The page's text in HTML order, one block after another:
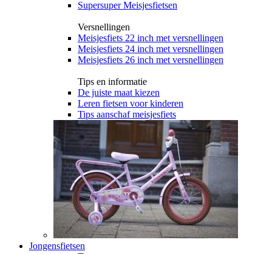
Supersuper Meisjesfietsen
Versnellingen
Meisjesfiets 22 inch met versnellingen
Meisjesfiets 24 inch met versnellingen
Meisjesfiets 26 inch met versnellingen
Tips en informatie
De juiste maat kiezen
Leren fietsen voor kinderen
Tips aanschaf meisjesfiets
Jongensfietsen